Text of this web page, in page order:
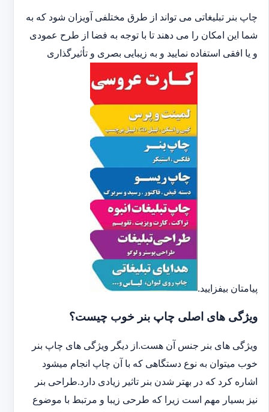
چاپ بنر تبلیغاتی می تواند از طرق مختلفی آویزان شود که به
شما این امکان را می دهند تا با توجه به فضا از طرح عمودی
و یا افقی استفاده نمایید و به زیبایی بصری و تأثیرگذاری
پیامتان بیفزایید.
ویژگی های اصلی چاپ بنر خوب چیست؟
ویژگی های بنر جنس آن هست.از دیگر ویژگی های چاپ بنر
خوب میتوان به نوع دستگاهی که با آن چاپ انجام میشود
اشاره کرد که در بهتر شدن بنر تاثیر زیادی دارد.طراحی بنر
نیز بسیار مهم است زیرا که طرحی زیبا و مرتبط با موضوع